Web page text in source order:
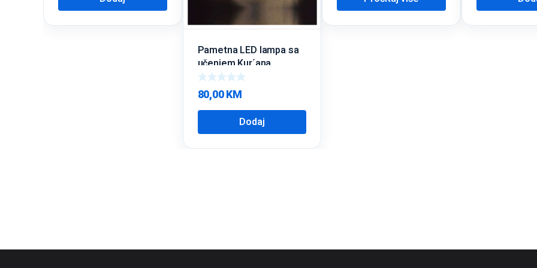
Pametna LED lampa sa
učenjem Kur´ana
80,00KM
Dodaj